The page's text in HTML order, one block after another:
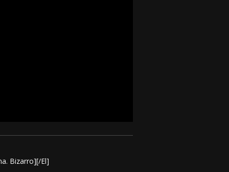
Bizarro][/El]